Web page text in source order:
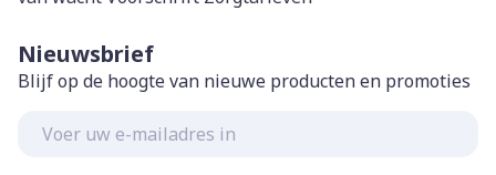
Nieuwsbrief
Blijf op de hoogte van nieuwe producten en promoties